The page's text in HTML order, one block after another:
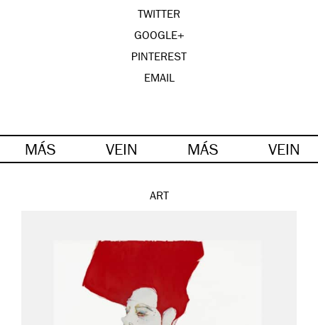
TWITTER
GOOGLE+
PINTEREST
EMAIL
MÁS VEIN MÁS VEIN
ART